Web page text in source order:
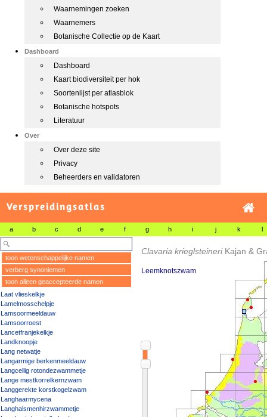
Waarnemingen zoeken
Waarnemers
Botanische Collectie op de Kaart
Dashboard
Dashboard
Kaart biodiversiteit per hok
Soortenlijst per atlasblok
Botanische hotspots
Literatuur
Over
Over deze site
Privacy
Beheerders en validatoren
Verspreidingsatlas
a b c d e f g h i j k l
toon wetenschappelijke namen
verberg synoniemen
toon alleen geaccepteerde namen
Laat vlieskelkje
Lamelmosschelpje
Lamsoormeeldauw
Lamsoorroest
Lancetfranjekelkje
Landknoopje
Lang netwatje
Langarmige berkenmeeldauw
Langcellig rotondezwammetje
Lange mestkorrelkernzwam
Langgerekte korstkogelzwam
Langhaarmycena
Langhalsmenhirzwammetje
Clavaria krieglsteineri Kajan &
Leemknotszwam